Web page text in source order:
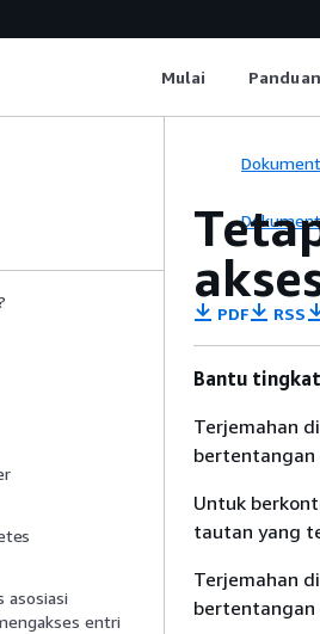
Mulai
asosiasi
entri
PDF RSS
Bantu
Terjemahan
bertentangan
Untuk
tautan yang
Terjemahan
bertentangan